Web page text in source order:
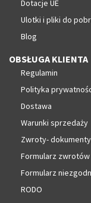
Dotacje UE
Ulotki i pliki do
Blog
OBSŁUGA KLIENTA
Regulamin
Polityka
Dostawa
Warunki sprzedaży
Zwroty-
Formularz zwrotów
Formularz
RODO